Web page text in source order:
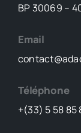
BP 30069 –
Email
Téléphone
+(33) 5 58 85